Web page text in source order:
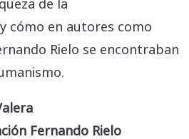
cómo en autores como
Rielo se encontraban
Fernando Rielo